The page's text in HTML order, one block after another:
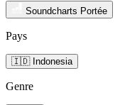
Soundcharts Portée
Pays
🇮🇩 Indonesia
Genre